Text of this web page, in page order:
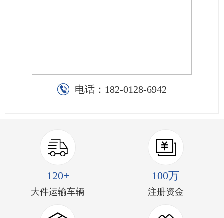
电话： 182-0128-6942
120+
大件运输车辆
100万
注册资金